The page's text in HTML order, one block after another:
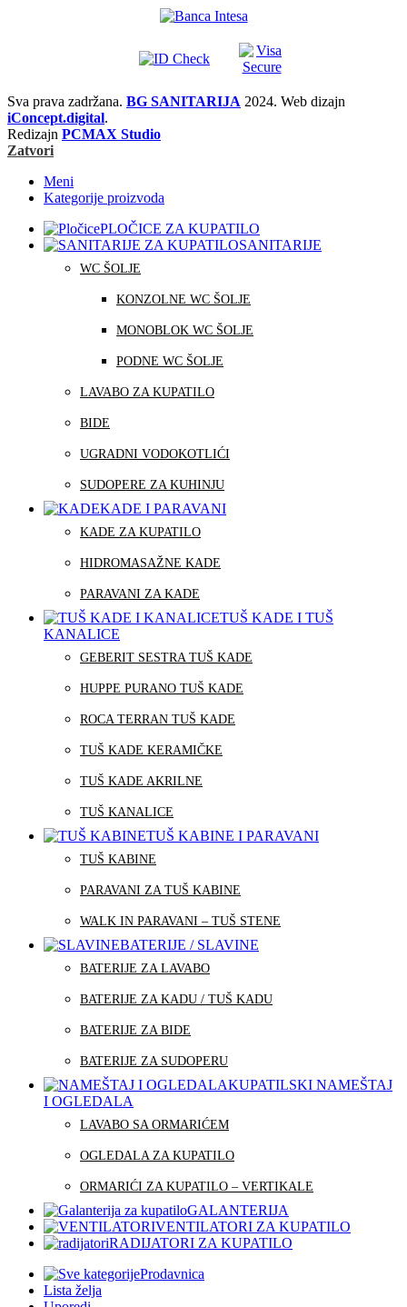
Sva prava zadržana. BG SANITARIJA 2024. Web dizajn
iConcept.digital.
Redizajn PCMAX Studio
Zatvori
Meni
Kategorije proizvoda
PLOČICE ZA KUPATILO
SANITARIJE
WC ŠOLJE
KONZOLNE WC ŠOLJE
MONOBLOK WC ŠOLJE
PODNE WC ŠOLJE
LAVABO ZA KUPATILO
BIDE
UGRADNI VODOKOTLIĆI
SUDOPERE ZA KUHINJU
KADE I PARAVANI
KADE ZA KUPATILO
HIDROMASAŽNE KADE
PARAVANI ZA KADE
TUŠ KADE I TUŠ
KANALICE
GEBERIT SESTRA TUŠ KADE
HUPPE PURANO TUŠ KADE
ROCA TERRAN TUŠ KADE
TUŠ KADE KERAMIČKE
TUŠ KADE AKRILNE
TUŠ KANALICE
TUŠ KABINE I PARAVANI
TUŠ KABINE
PARAVANI ZA TUŠ KABINE
WALK IN PARAVANI – TUŠ STENE
BATERIJE / SLAVINE
BATERIJE ZA LAVABO
BATERIJE ZA KADU / TUŠ KADU
BATERIJE ZA BIDE
BATERIJE ZA SUDOPERU
KUPATILSKI NAMEŠTAJ
I OGLEDALA
LAVABO SA ORMARIĆEM
OGLEDALA ZA KUPATILO
ORMARIĆI ZA KUPATILO – VERTIKALE
GALANTERIJA
VENTILATORI ZA KUPATILO
RADIJATORI ZA KUPATILO
Prodavnica
Lista želja